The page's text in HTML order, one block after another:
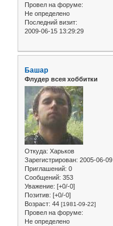
Провел на форуме:
Не определено
Последний визит:
2009-06-15 13:29:29
Башар
Флудер всея хоббитки
Откуда: Харьков
Зарегистрирован: 2005-06-09
Приглашений: 0
Сообщений: 353
Уважение: [+0/-0]
Позитив: [+0/-0]
Возраст: 44 [1981-09-22]
Провел на форуме:
Не определено